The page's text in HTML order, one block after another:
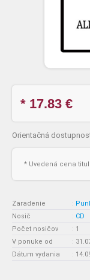
* 17.83 €
Orientačná
* Uvedená cena
Zaradenie :
Nosič
: CD
Počet nosičov
: 1
V ponuke od
:
Dátum vydania
: